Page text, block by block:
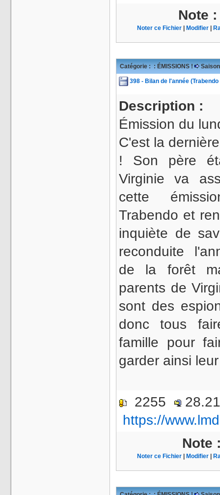
Note
Noter ce Fichier Modifier
Catégorie : : ÉMISSIONS !
398 - Bilan de l'année
Description :
Émission du
C'est la
! Son père
Virginie va
cette
Trabendo et
inquiète de
reconduite
de la forêt
parents de
sont des
donc tous
famille pour
garder ainsi
2255
https://
Note
Noter ce Fichier Modifier